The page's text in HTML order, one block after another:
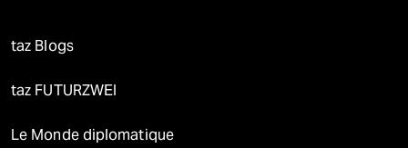
taz Blogs
taz FUTURZWEI
Le Monde diplomatique